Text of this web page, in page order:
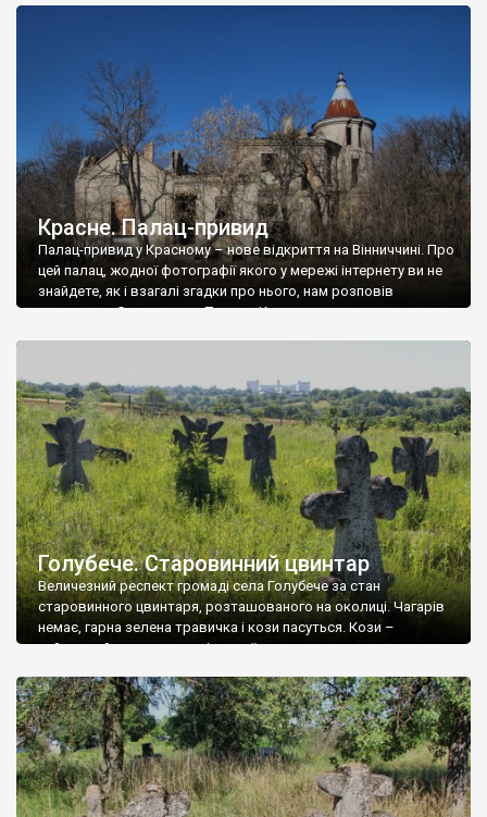
Красне. Палац-привид
Палац-привид у Красному – нове відкриття на Вінниччині. Про
цей палац, жодної фотографії якого у мережі інтернету ви не
знайдете, як і взагалі згадки про нього, нам розповів
мешканець Самгородка. Палац у Красному вразив не лише
Голубече. Старовинний цвинтар
Величезний респект громаді села Голубече за стан
старовинного цвинтаря, розташованого на околиці. Чагарів
немає, гарна зелена травичка і кози пасуться. Кози –
найкращий регулятор шкідливої, для старих кладовищ,
бруньками, кози ті бруньки обгризають, бо то улюблений
делікатес. На цвинтарі у Голубечому ціла колекція
різноманітних форм хрестів. Село відносно невелике, […]